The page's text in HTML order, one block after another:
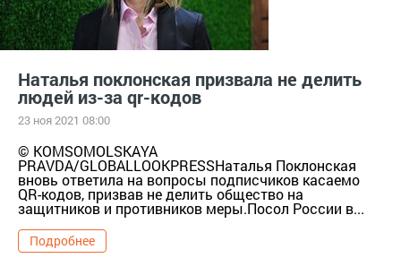
Наталья поклонская призвала не делить
людей из-за qr-кодов
23 ноя 2021 08:00
© KOMSOMOLSKAYA
PRAVDA/GLOBALLOOKPRESSНаталья Поклонская
вновь ответила на вопросы подписчиков касаемо
QR-кодов, призвав не делить общество на
защитников и противников меры.Посол России в...
Подробнее